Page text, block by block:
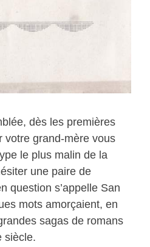
dès les premières
votre grand-mère vous
le plus malin de la
une paire de
question s’appelle San
mots amorçaient, en
sagas de romans
siècle.